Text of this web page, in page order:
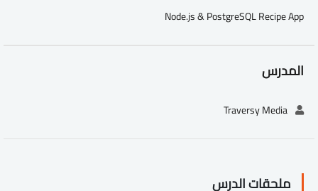
Node.js & PostgreSQL Recipe App
المدرس
ملحقات الدرس